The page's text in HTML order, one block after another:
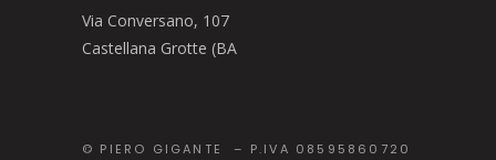
Via Conversano, 107
Castellana Grotte (BA
© PIERO GIGANTE – P.IVA 08595860720